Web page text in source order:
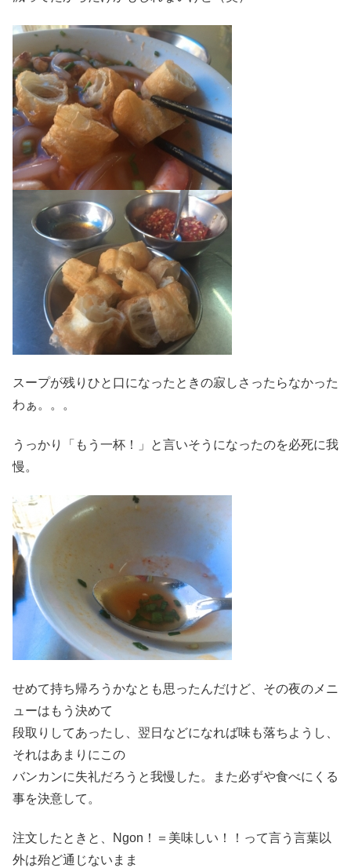
スープが残りひと口になったときの寂しさったらなかった
わぁ。。。
うっかり「もう一杯！」と言いそうになったのを必死に我
慢。
せめて持ち帰ろうかなとも思ったんだけど、その夜のメニ
ューはもう決めて
段取りしてあったし、翌日などになれば味も落ちようし、
それはあまりにこの
バンカンに失礼だろうと我慢した。また必ずや食べにくる
事を決意して。
注文したときと、Ngon！＝美味しい！！って言う言葉以
外は殆ど通じないまま